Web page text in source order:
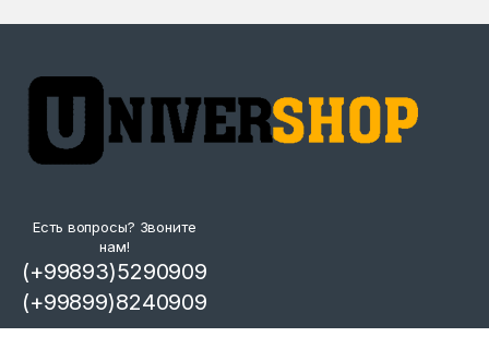
Есть вопросы? Звоните
нам!
(+99893)5290909
(+99899)8240909